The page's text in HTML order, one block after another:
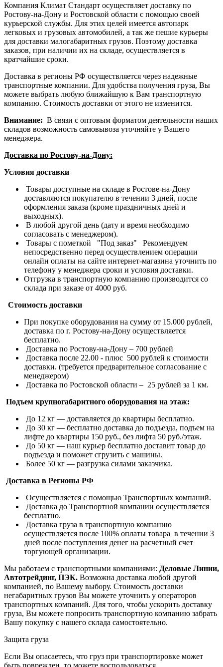
Компания Климат Стандарт осуществляет доставку по
Ростову-на-Дону и Ростовской области с помощью своей
курьерской службы. Для этих целей имеется автопарк
легковых и грузовых автомобилей, а так же пешие курьеры
для доставки малогабаритных грузов. Поэтому доставка
заказов, при наличии их на складе, осуществляется в
кратчайшие сроки.
Доставка в регионы РФ осуществляется через надежные
транспортные компании. Для удобства получения груза, Вы
можете выбрать любую ближайшую к Вам транспортную
компанию. Стоимость доставки от этого не изменится.
Внимание: В связи с оптовым форматом деятельности наших
складов возможность самовывоза уточняйте у Вашего
менеджера.
Доставка по Ростову-на-Дону:
Условия доставки
Товары доступные на складе в Ростове-на-Дону
доставляются покупателю в течении 3 дней, после
оформления заказа (кроме праздничных дней и
выходных).
В любой другой день (дату и время необходимо
согласовать с менеджером).
Товары с пометкой "Под заказ" Рекомендуем
непосредственно перед осуществлением операции
онлайн оплаты на сайте интернет-магазина уточнить по
телефону у менеджера сроки и условия доставки.
Отгрузка в транспортную компанию производится со
склада при заказе от 4000 руб.
Стоимость доставки
При покупке оборудования на сумму от 15.000 рублей,
доставка по г. Ростову-на-Дону осуществляется
бесплатно.
Доставка по Ростову-на-Дону – 700 рублей
Доставка после 22.00 - плюс 500 рублей к стоимости
доставки. (требуется предварительное согласование с
менеджером)
Доставка по Ростовской области – 25 рублей за 1 км.
Подъем крупногабаритного оборудования на этаж:
До 12 кг — доставляется до квартиры бесплатно.
До 30 кг — бесплатно доставка до подъезда, подъем на
лифте до квартиры 150 руб., без лифта 50 руб./этаж.
До 50 кг — наш курьер бесплатно доставит товар до
подъезда и поможет сгрузить с машины.
Более 50 кг — разгрузка силами заказчика.
Доставка в Регионы РФ
Осуществляется с помощью Транспортных компаний.
Доставка до Транспортной компании осуществляется
бесплатно.
Доставка груза в транспортную компанию
осуществляется после 100% оплаты товара в течении 3
дней после поступления денег на расчетный счет
торгующей организации.
Мы работаем с транспортными компаниями: Деловые Линии,
Автотрейдинг, ПЭК. Возможна доставка любой другой
компанией, по Вашему выбору. Стоимость доставки
негабаритных грузов Вы можете уточнить у операторов
транспортных компаний. Для того, чтобы ускорить доставку
груза, Вы можете попросить транспортную компанию забрать
Вашу покупку с нашего склада самостоятельно.
Защита груза
Если Вы опасаетесь, что груз при транспортировке может
быть поврежден, то можете воспользоваться